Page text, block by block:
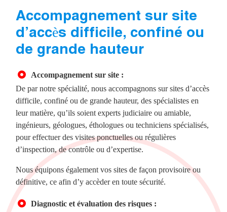
Accompagnement sur site
d’accès difficile, confiné ou
de grande hauteur
Accompagnement sur site :
De par notre spécialité, nous accompagnons sur sites d’accès
difficile, confiné ou de grande hauteur, des spécialistes en
leur matière, qu’ils soient experts judiciaire ou amiable,
ingénieurs, géologues, éthologues ou techniciens spécialisés,
pour effectuer des visites ponctuelles ou régulières
d’inspection, de contrôle ou d’expertise.
Nous équipons également vos sites de façon provisoire ou
définitive, ce afin d’y accèder en toute sécurité.
Diagnostic et évaluation des risques :